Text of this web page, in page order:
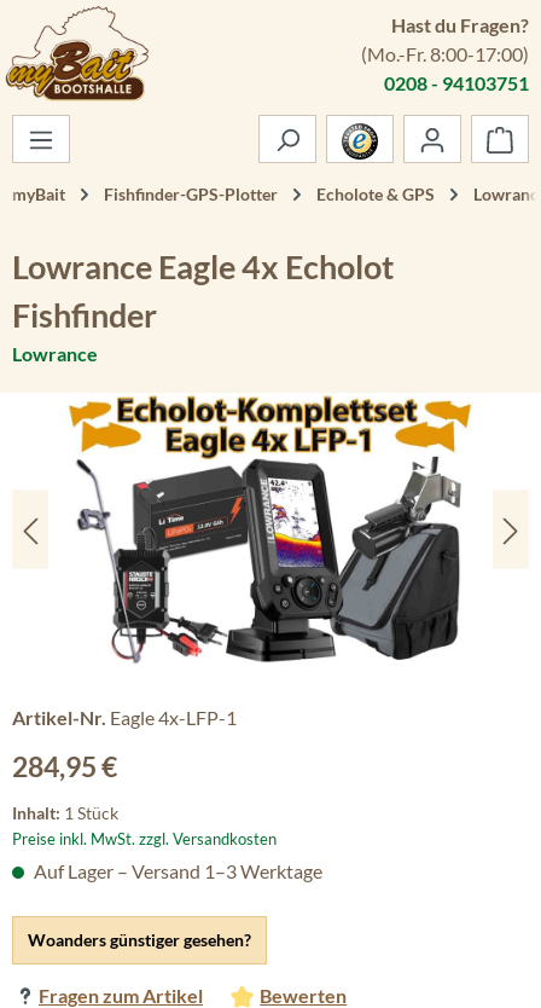
Zum Hauptinhalt springen
Hast du Fragen?
(Mo.-Fr. 8:00-17:00)
0208 - 94103751
myBait Fishfinder-GPS-Plotter Echolote & GPS
Lowrance Eagle 4x Echolot
Fishfinder
Lowrance
Bildergalerie überspringen
Artikel-Nr. Eagle 4x-LFP-1
Regulärer Preis:
284,95 €
Inhalt: 1 Stück
Preise inkl. MwSt. zzgl. Versandkosten
Woanders günstiger gesehen?
Fragen zum Artikel Bewerten
Auf Lager – Versand 1–3 Werktage